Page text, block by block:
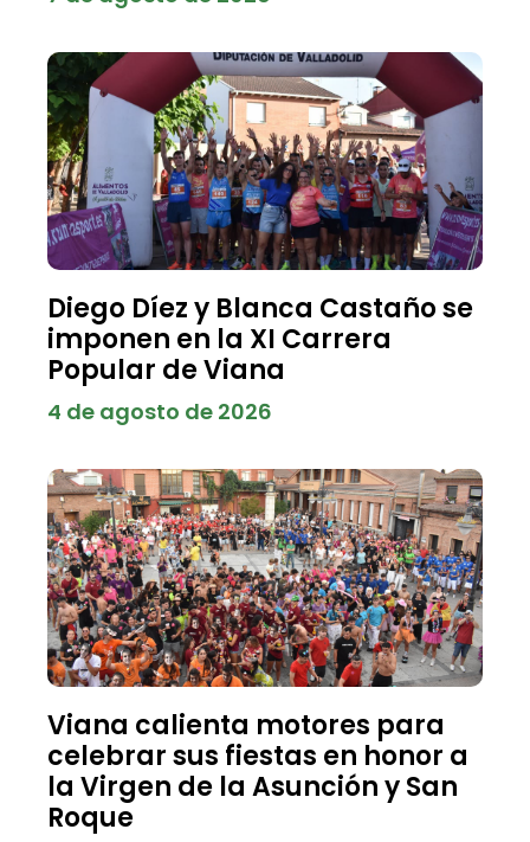
Diego Díez y Blanca Castaño se
imponen en la XI Carrera
Popular de Viana
4 de agosto de 2026
Viana calienta motores para
celebrar sus fiestas en honor a
la Virgen de la Asunción y San
Roque